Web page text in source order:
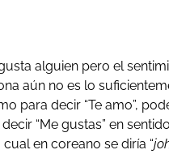
alguien pero el
aún no es lo
para decir “Te amo”,
“Me gustas” en sentido
en coreano se diría “